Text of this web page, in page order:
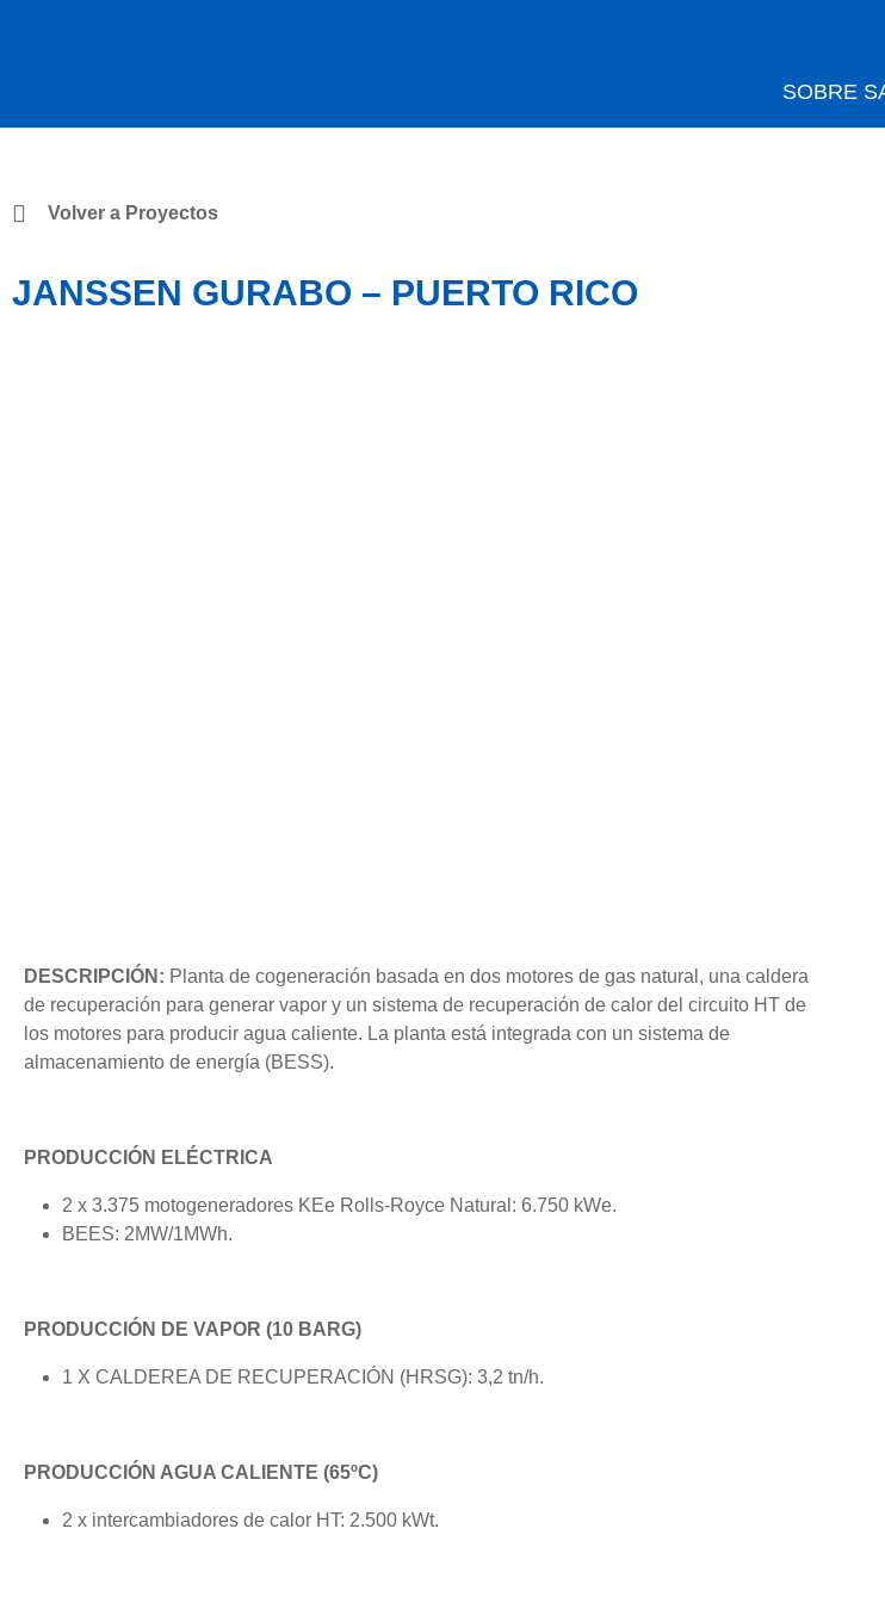
SOBRE
Volver a Proyectos
JANSSEN GURABO – PUERTO RICO
DESCRIPCIÓN: Planta de cogeneración basada en dos motores de gas natural, una caldera
de recuperación para generar vapor y un sistema de recuperación de calor del circuito HT de
los motores para producir agua caliente. La planta está integrada con un sistema de
almacenamiento de energía (BESS).
PRODUCCIÓN ELÉCTRICA
2 x 3.375 motogeneradores KEe Rolls-Royce Natural: 6.750 kWe.
BEES: 2MW/1MWh.
PRODUCCIÓN DE VAPOR (10 BARG)
1 X CALDEREA DE RECUPERACIÓN (HRSG): 3,2 tn/h.
PRODUCCIÓN AGUA CALIENTE (65ºC)
2 x intercambiadores de calor HT: 2.500 kWt.